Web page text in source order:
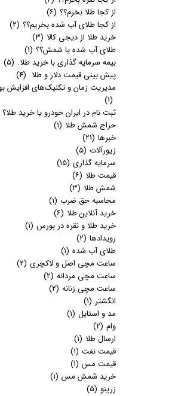
از کجا طلا بخرم؟؟ (۶)
از کجا طلای آب شده بخریم؟؟ (۲)
خرید طلا از دیجی کالا (۳)
طلای آب شده یا شمش؟؟ (۱)
بیمه سرمایه گذاری با خرید طلا. (۵)
پیش بینی قیمت دلار و طلا. (۴)
مدیریت زمان و تکنیک‌های افزایش
(۱)
ثبت نام در ایران خودرو یا خرید طلا؟
حراج شمش طلا (۱)
خبرها (۲۱)
زیورآلات (۵)
سرمایه گذاری (۱۵)
قیمت طلا (۶)
شمش طلا (۳)
محاسبه حق ضرب (۱)
خرید آنلاین طلا (۶)
خرید طلا و نقره در بورس (۱)
رویدادها (۲)
طلای آب شده (۱)
ساعت مچی اصل و لاکچری (۲)
ساعت مچی مردانه (۲)
ساعت مچی زنانه (۲)
انگشتر (۱)
مد و استایل (۱)
وام (۲)
ارسال طلا (۱)
قیمت نفت (۱)
قیمت مس (۱)
خرید شمش مس (۱)
زرینو (۵)